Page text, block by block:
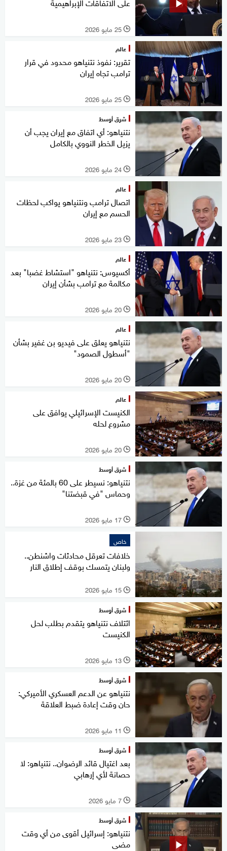
l 25 مايو 2026
عالم
تقرير: نفوذ نتنياهو محدود في قرار
ترامب تجاه إيران
l 25 مايو 2026
شرق أوسط
نتنياهو: أي اتفاق مع إيران يجب أن
يزيل الخطر النووي بالكامل
l 24 مايو 2026
عالم
اتصال ترامب ونتنياهو يواكب لحظات
الحسم مع إيران
l 23 مايو 2026
عالم
أكسيوس: نتنياهو "استشاط غضبا" بعد
مكالمة مع ترامب بشأن إيران
l 20 مايو 2026
عالم
نتنياهو يعلق على فيديو بن غفير بشأن
"أسطول الصمود"
l 20 مايو 2026
عالم
الكنيست الإسرائيلي يوافق على
مشروع لحله
l 20 مايو 2026
شرق أوسط
نتنياهو: نسيطر على 60 بالمئة من غزة..
وحماس "في قبضتنا"
l 17 مايو 2026
خاص
خلافات تعرقل محادثات واشنطن..
ولبنان يتمسك بوقف إطلاق النار
l 15 مايو 2026
شرق أوسط
ائتلاف نتنياهو يتقدم بطلب لحل
الكنيست
l 13 مايو 2026
شرق أوسط
نتنياهو عن الدعم العسكري الأميركي:
حان وقت إعادة ضبط العلاقة
l 11 مايو 2026
شرق أوسط
بعد اغتيال قائد الرضوان.. نتنياهو: لا
حصانة لأي إرهابي
l 7 مايو 2026
شرق أوسط
نتنياهو: إسرائيل أقوى من أي وقت
مضى